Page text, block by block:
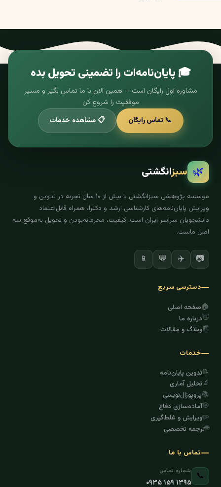
🎓 پایان‌نامه‌ات را تضمینی تحویل بده
مشاوره اول رایگان است — همین الان با ما تماس بگیر و مسیر
موفقیت را شروع کن
📞 تماس رایگان
📋 مشاهده خدمات
🌿 سبزانگشتی
موسسه پژوهشی سبزانگشتی با بیش از ۱۰ سال تجربه در تدوین و
ویرایش پایان‌نامه‌های کارشناسی ارشد و دکترا، همراه قابل‌اعتماد
دانشجویان سراسر ایران است. کیفیت، محرمانه‌بودن و تحویل به‌موقع سه
اصل ماست.
📷
✈️
💬
📱
دسترسی سریع
🏠صفحه اصلی
👋درباره ما
📰وبلاگ و مقالات
خدمات
📝تدوین پایان‌نامه
🔬تحلیل آماری
📚پروپوزال‌نویسی
🎯آماده‌سازی دفاع
✏️ویرایش و غلط‌گیری
🌐ترجمه تخصصی
تماس با ما
📞 شماره تماس
۰۹۳۵ ۱۵۹ ۱۳۹۵